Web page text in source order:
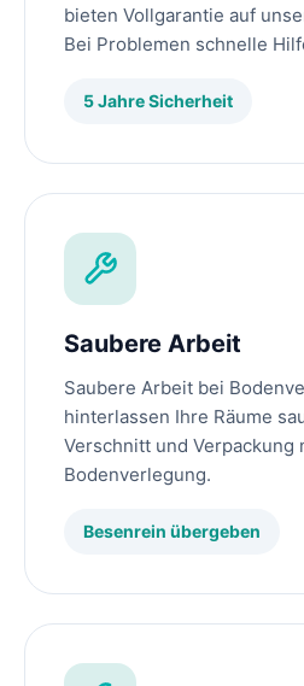
bieten Vollgarantie auf
Bei Problemen schnelle
5 Jahre Sicherheit
Saubere Arbeit
Saubere Arbeit bei
hinterlassen Ihre Räume
Verschnitt und Verpackung
Bodenverlegung.
Besenrein übergeben